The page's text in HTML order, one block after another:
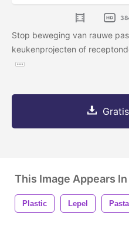
Stop beweging van rauwe
keukenprojecten of
This Image Appears
Plastic Lepel Pasta